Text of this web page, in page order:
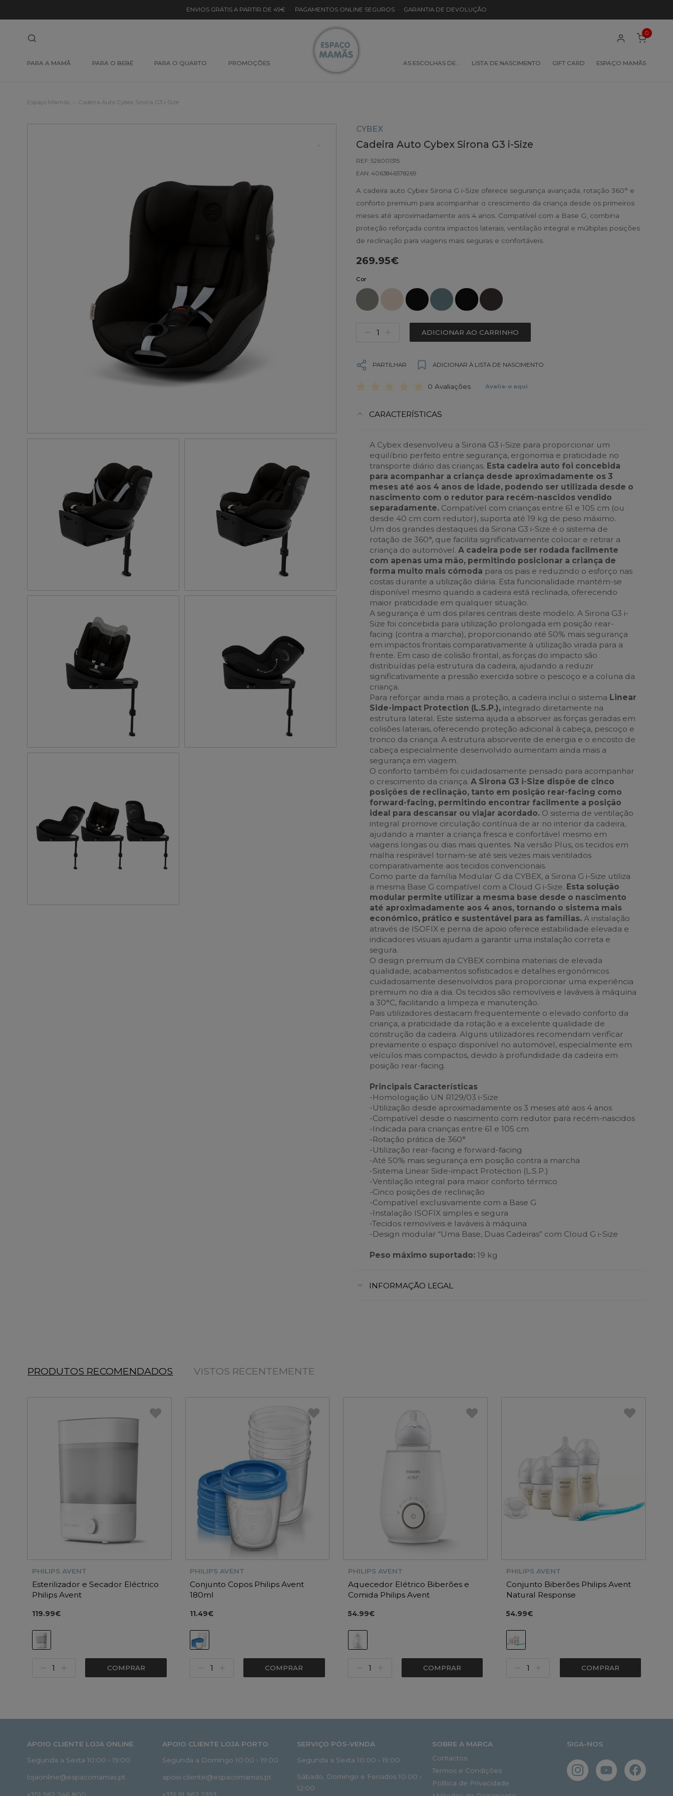
ENVIOS GRÁTIS A PARTIR DE 49€ · PAGAMENTOS ONLINE SEGUROS · GARANTIA DE DEVOLUÇÃO
PARA A MAMÃ PARA O BEBÉ PARA O QUARTO PROMOÇÕES AS ESCOLHAS DE… LISTA DE NASCIMENTO GIFT CARD ESPAÇO MAMÃS
0
Espaço Mamãs Cadeira Auto Cybex Sirona G3 i-Size
CYBEX
Cadeira Auto Cybex Sirona G3 i-Size
REF: 526001315
EAN: 4063846578269
A cadeira auto Cybex Sirona G i-Size oferece segurança avançada, rotação 360° e
conforto premium para acompanhar o crescimento da criança desde os primeiros
meses até aproximadamente aos 4 anos. Compatível com a Base G, combina
proteção reforçada contra impactos laterais, ventilação integral e múltiplas posições
de reclinação para viagens mais seguras e confortáveis.
269.95€
Cor
ADICIONAR AO CARRINHO
PARTILHAR ADICIONAR À LISTA DE NASCIMENTO
0 Avaliações Avalia-o aqui
CARACTERÍSTICAS
A Cybex desenvolveu a Sirona G3 i-Size para proporcionar um
equilíbrio perfeito entre segurança, ergonomia e praticidade no
transporte diário das crianças. Esta cadeira auto foi concebida
para acompanhar a criança desde aproximadamente os 3
meses até aos 4 anos de idade, podendo ser utilizada desde o
nascimento com o redutor para recém-nascidos vendido
separadamente. Compatível com crianças entre 61 e 105 cm (ou
desde 40 cm com redutor), suporta até 19 kg de peso máximo.
Um dos grandes destaques da Sirona G3 i-Size é o sistema de
rotação de 360°, que facilita significativamente colocar e retirar a
criança do automóvel.A cadeira pode ser rodada facilmente
com apenas uma mão, permitindo posicionar a criança de
forma muito mais cómoda para os pais e reduzindo o esforço nas
costas durante a utilização diária. Esta funcionalidade mantém-se
disponível mesmo quando a cadeira está reclinada, oferecendo
maior praticidade em qualquer situação.
A segurança é um dos pilares centrais deste modelo. A Sirona G3 i-
Size foi concebida para utilização prolongada em posição rear-
facing (contra a marcha), proporcionando até 50% mais segurança
em impactos frontais comparativamente à utilização virada para a
frente. Em caso de colisão frontal, as forças do impacto são
distribuídas pela estrutura da cadeira, ajudando a reduzir
significativamente a pressão exercida sobre o pescoço e a coluna da
criança.
Para reforçar ainda mais a proteção, a cadeira inclui o sistema Linear
Side-impact Protection (L.S.P.), integrado diretamente na
estrutura lateral. Este sistema ajuda a absorver as forças geradas em
colisões laterais, oferecendo proteção adicional à cabeça, pescoço e
tronco da criança. A estrutura absorvente de energia e o encosto de
cabeça especialmente desenvolvido aumentam ainda mais a
segurança em viagem.
O conforto também foi cuidadosamente pensado para acompanhar
o crescimento da criança.A Sirona G3 i-Size dispõe de cinco
posições de reclinação, tanto em posição rear-facing como
forward-facing, permitindo encontrar facilmente a posição
ideal para descansar ou viajar acordado. O sistema de ventilação
integral promove circulação contínua de ar no interior da cadeira,
ajudando a manter a criança fresca e confortável mesmo em
viagens longas ou dias mais quentes. Na versão Plus, os tecidos em
malha respirável tornam-se até seis vezes mais ventilados
comparativamente aos tecidos convencionais.
Como parte da família Modular G da CYBEX, a Sirona G i-Size utiliza
a mesma Base G compatível com a Cloud G i-Size. Esta solução
modular permite utilizar a mesma base desde o nascimento
até aproximadamente aos 4 anos, tornando o sistema mais
económico, prático e sustentável para as famílias. A instalação
através de ISOFIX e perna de apoio oferece estabilidade elevada e
indicadores visuais ajudam a garantir uma instalação correta e
segura.
O design premium da CYBEX combina materiais de elevada
qualidade, acabamentos sofisticados e detalhes ergonómicos
cuidadosamente desenvolvidos para proporcionar uma experiência
premium no dia a dia. Os tecidos são removíveis e laváveis à máquina
a 30°C, facilitando a limpeza e manutenção.
Pais utilizadores destacam frequentemente o elevado conforto da
criança, a praticidade da rotação e a excelente qualidade de
construção da cadeira. Alguns utilizadores recomendam verificar
previamente o espaço disponível no automóvel, especialmente em
veículos mais compactos, devido à profundidade da cadeira em
posição rear-facing.
Principais Características
-Homologação UN R129/03 i-Size
-Utilização desde aproximadamente os 3 meses até aos 4 anos
-Compatível desde o nascimento com redutor para recém-nascidos
-Indicada para crianças entre 61 e 105 cm
-Rotação prática de 360°
-Utilização rear-facing e forward-facing
-Até 50% mais segurança em posição contra a marcha
-Sistema Linear Side-impact Protection (L.S.P.)
-Ventilação integral para maior conforto térmico
-Cinco posições de reclinação
-Compatível exclusivamente com a Base G
-Instalação ISOFIX simples e segura
-Tecidos removíveis e laváveis à máquina
-Design modular “Uma Base, Duas Cadeiras” com Cloud G i-Size
Peso máximo suportado: 19 kg
INFORMAÇÃO LEGAL
PRODUTOS RECOMENDADOS VISTOS RECENTEMENTE
PHILIPS AVENT
Esterilizador e Secador Eléctrico
Philips Avent
119.99€
COMPRAR
PHILIPS AVENT
Conjunto Copos Philips Avent
180ml
11.49€
COMPRAR
PHILIPS AVENT
Aquecedor Elétrico Biberões e
Comida Philips Avent
54.99€
COMPRAR
PHILIPS AVENT
Conjunto Biberões Philips Avent
Natural Response
54.99€
COMPRAR
APOIO CLIENTE LOJA ONLINE
Segunda a Sexta 10:00 › 19:00
lojaonline@espacomamas.pt
APOIO CLIENTE LOJA PORTO
Segunda a Domingo 10:00 › 19:00
apoio.cliente@espacomamas.pt
SERVIÇO PÓS-VENDA
Segunda a Sexta 10:00 › 19:00
Sábado, Domingo e Feriados 10:00 ›
12:00
SOBRE A MARCA
Contactos
Termos e Condições
Política de Privacidade
SIGA-NOS